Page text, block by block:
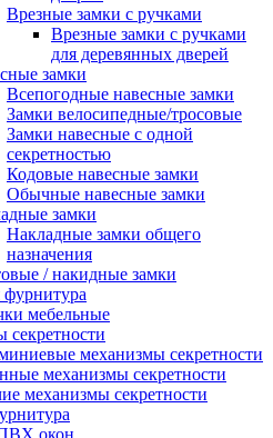
Врезные замки с ручками
Врезные замки с ручками
для деревянных дверей
замки
Всепогодные навесные замки
Замки велосипедные/тросовые
Замки навесные с одной
секретностью
Кодовые навесные замки
Обычные навесные замки
замки
Накладные замки общего
назначения
/ накидные замки
мебельные
механизмы секретности
механизмы секретности
механизмы секретности